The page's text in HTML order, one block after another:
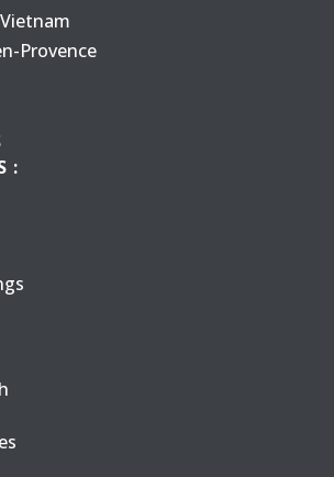
Provence
: